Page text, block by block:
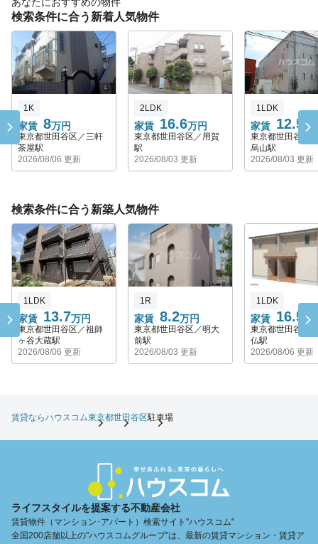
検索条件に合う新着人気物件
1K
家賃 8万円
東京都世田谷区／三軒
茶屋駅
2026/08/06 更新
2LDK
家賃 16.6万円
東京都世田谷区／用賀
駅
2026/08/03 更新
1LDK
家賃 12.5 万
東京都世田谷区
烏山駅
2026/08/03 更新
検索条件に合う新築人気物件
1LDK
家賃 13.7万円
東京都世田谷区／祖師
ヶ谷大蔵駅
2026/08/06 更新
1R
家賃 8.2万円
東京都世田谷区／明大
前駅
2026/08/03 更新
1LDK
家賃 16.55
東京都世田谷区
仏駅
2026/08/06 更新
賃貸ならハウスコム東京都世田谷区駐車場
ライフスタイルを提案する不動産会社
賃貸物件（マンション･アパート）検索サイト"ハウスコム"
全国200店舗以上の"ハウスコムグループ"は、最新の賃貸マンション・賃貸ア